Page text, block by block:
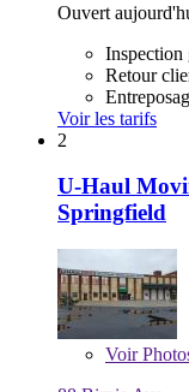
Ouvert
Inspection
Retour
Voir les tarifs
2
U-Haul
Springfield
Voir